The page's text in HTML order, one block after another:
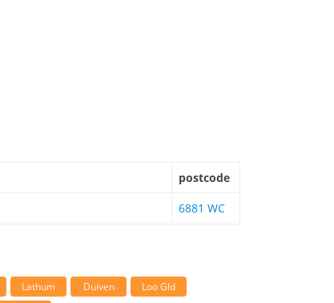
postcode
6881 WC
Lathum Duiven
Loo Gld